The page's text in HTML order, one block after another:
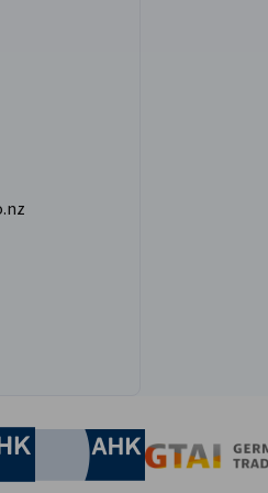
Industrie- und Handelskammer
Industrie- und Handelskammer
AHK.de